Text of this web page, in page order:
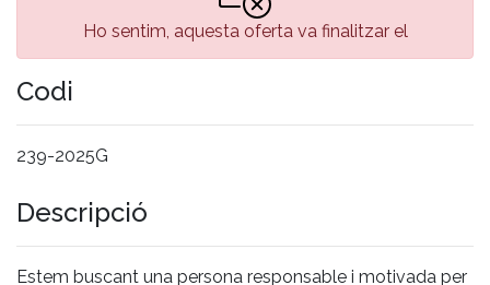
Ho sentim, aquesta oferta va finalitzar el
Codi
239-2025G
Descripció
Estem buscant una persona responsable i motivada per